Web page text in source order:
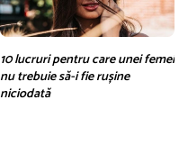
10 lucruri pentru care unei femei
nu trebuie să-i fie rușine
niciodată